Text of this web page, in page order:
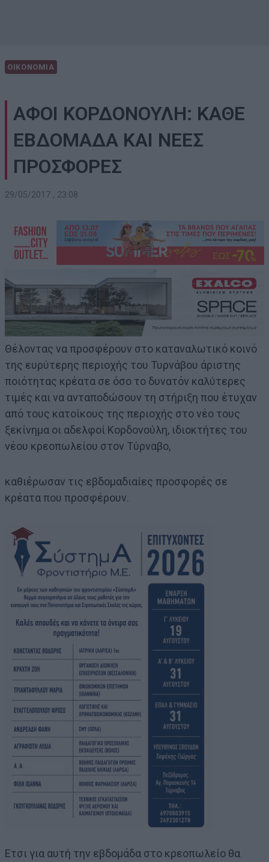
ΟΙΚΟΝΟΜΙΑ
ΑΦΟΙ ΚΟΡΔΟΝΟΥΛΗ: ΚΑΘΕ
ΕΒΔΟΜΑΔΑ ΚΑΙ ΝΕΕΣ
ΠΡΟΣΦΟΡΕΣ
29/05/2017 , 23:08
Θέλοντας να προσφέρουν στο καταναλωτικό κοινό
της ευρύτερης περιοχής του Τυρνάβου άριστης
ποιότητας κρέατα σε όσο το δυνατόν καλύτερες
τιμές και να ανταποδώσουν τη στήριξη που έτυχαν
από τους κατοίκους της περιοχής στο νέο τους
ξεκίνημα οι αδελφοί Κορδονούλη, ιδιοκτήτες του
νέου κρεοπωλείου στον Τύρναβο,
καθιέρωσαν τις εβδομαδιαίες προσφορές σε
κρέατα που προσφέρουν.
Ετσι για αυτή την εβδομάδα στο κρεοπωλείο θα